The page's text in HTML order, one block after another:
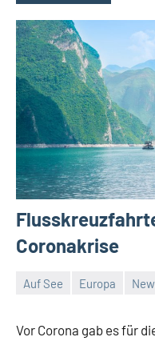
Coronakrise
Auf See Europa
Vor Corona gab es für